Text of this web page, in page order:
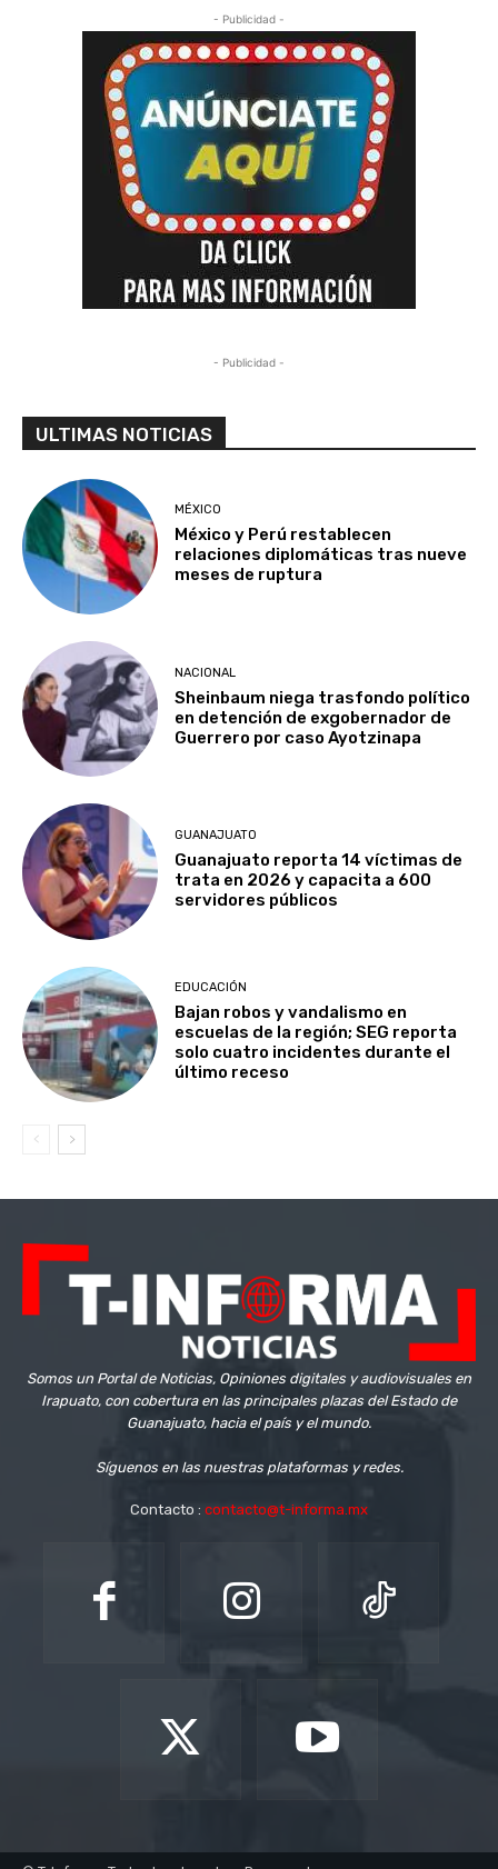
- Publicidad -
- Publicidad -
ULTIMAS NOTICIAS
MÉXICO
México y Perú restablecen
relaciones diplomáticas tras nueve
meses de ruptura
NACIONAL
Sheinbaum niega trasfondo político
en detención de exgobernador de
Guerrero por caso Ayotzinapa
GUANAJUATO
Guanajuato reporta 14 víctimas de
trata en 2026 y capacita a 600
servidores públicos
EDUCACIÓN
Bajan robos y vandalismo en
escuelas de la región; SEG reporta
solo cuatro incidentes durante el
último receso
Somos un Portal de Noticias, Opiniones digitales y audiovisuales en
Irapuato, con cobertura en las principales plazas del Estado de
Guanajuato, hacia el país y el mundo.
Síguenos en las nuestras plataformas y redes.
Contacto : contacto@t-informa.mx